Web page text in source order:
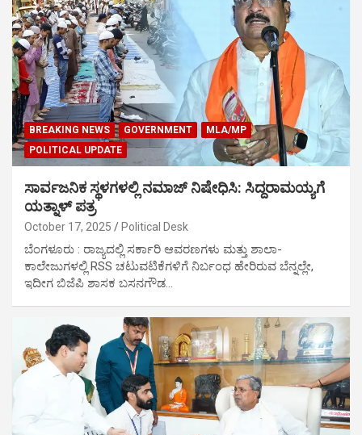
BREAKING NEWS GOVERNMENT
MLA/MP
POLITICAL UPDATE
ಸಾರ್ವಜನಿಕ ಸ್ಥಳಗಳಲ್ಲಿ ನಮಾಜ್ ನಿಷೇಧಿಸಿ: ಸಿದ್ದರಾಮಯ್ಯಗೆ
ಯತ್ನಾಳ್ ಪತ್ರ
October 17, 2025 Political Desk
ಬೆಂಗಳೂರು : ರಾಜ್ಯದಲ್ಲಿ ಸರ್ಕಾರಿ ಆವರಣಗಳು ಮತ್ತು ಶಾಲಾ-
ಕಾಲೇಜುಗಳಲ್ಲಿ RSS ಚಟುವಟಿಕೆಗಳಿಗೆ ನಿರ್ಬಂಧ ಹೇರಿರುವ ಬೆನ್ನಲ್ಲೇ,
ಇದೀಗ ಬಿಜೆಪಿ ಶಾಸಕ ಬಸನಗೌಡ…